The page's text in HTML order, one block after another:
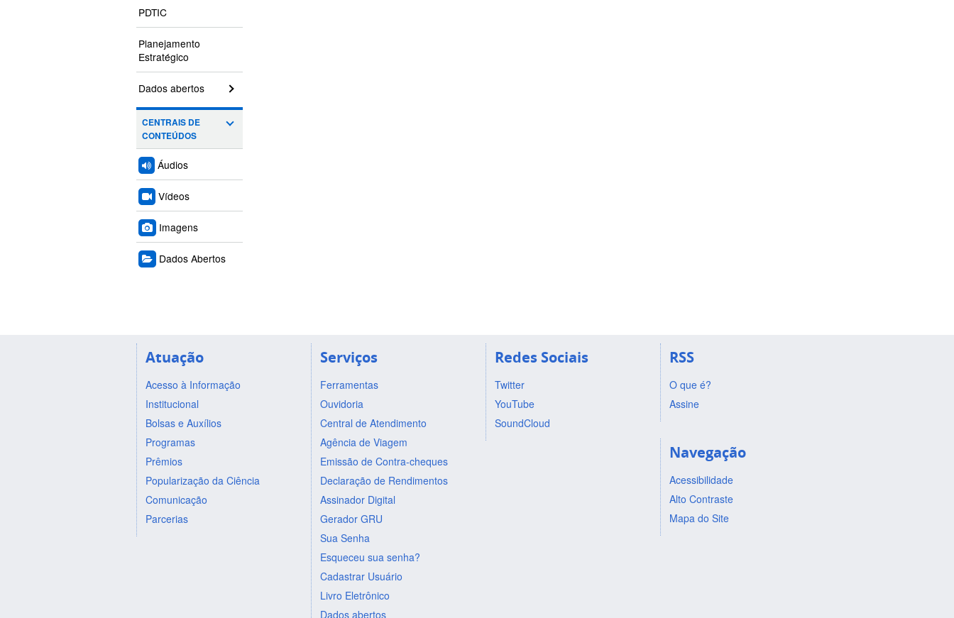
PDTIC
Planejamento
Estratégico
Dados abertos
CENTRAIS DE
CONTEÚDOS
Áudios
Vídeos
Imagens
Dados Abertos
Atuação
Acesso à Informação
Institucional
Bolsas e Auxílios
Programas
Prêmios
Popularização da Ciência
Comunicação
Parcerias
Serviços
Ferramentas
Ouvidoria
Central de Atendimento
Agência de Viagem
Emissão de Contra-cheques
Declaração de Rendimentos
Assinador Digital
Gerador GRU
Sua Senha
Esqueceu sua senha?
Cadastrar Usuário
Livro Eletrônico
Dados abertos
Redes Sociais
Twitter
YouTube
SoundCloud
RSS
O que é?
Assine
Navegação
Acessibilidade
Alto Contraste
Mapa do Site